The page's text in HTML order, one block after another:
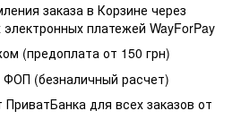
заказа в Корзине через
платежей WayForPay
(предоплата от 150 грн)
(безналичный расчет)
для всех заказов от